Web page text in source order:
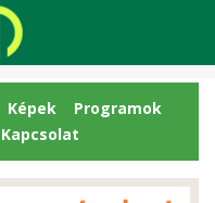
Képek
Programok
Kapcsolat